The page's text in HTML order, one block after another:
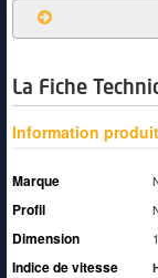
La Fiche
Information produit
Marque
Profil
Dimension
Indice de vitesse